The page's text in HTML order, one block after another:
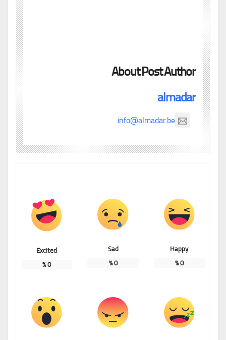
About Post Author
almadar
info@almadar.be
Happy
0
%
Sad
0
%
Excited
0
%